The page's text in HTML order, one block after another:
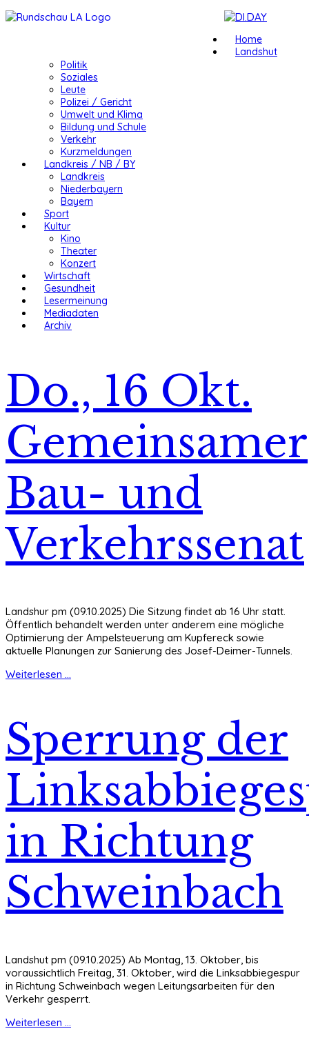
Home
Landshut
Politik
Soziales
Leute
Polizei / Gericht
Umwelt und Klima
Bildung und Schule
Verkehr
Kurzmeldungen
Landkreis / NB / BY
Landkreis
Niederbayern
Bayern
Sport
Kultur
Kino
Theater
Konzert
Wirtschaft
Gesundheit
Lesermeinung
Mediadaten
Archiv
Do., 16 Okt.
Gemeinsamer
Bau- und
Verkehrssenat
Landshur pm (09.10.2025) Die Sitzung findet ab 16 Uhr statt.
Öffentlich behandelt werden unter anderem eine mögliche
Optimierung der Ampelsteuerung am Kupfereck sowie
aktuelle Planungen zur Sanierung des Josef-Deimer-Tunnels.
Weiterlesen ...
Sperrung der
in Richtung
Schweinbach
Landshut pm (09.10.2025) Ab Montag, 13. Oktober, bis
voraussichtlich Freitag, 31. Oktober, wird die Linksabbiegespur
in Richtung Schweinbach wegen Leitungsarbeiten für den
Verkehr gesperrt.
Weiterlesen ...